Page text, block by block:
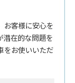
お客様に安心を
潜在的な問題を
をお使いいただ